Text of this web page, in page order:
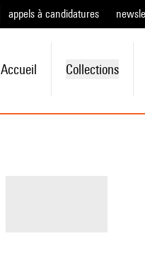
appels à candidatures
Accueil Collections